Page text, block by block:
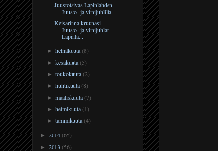
Juustotaivas Lapinlahden
Juusto- ja viinijuhlilla
Keisarinna kruunasi
Juusto- ja viinijuhlat
Lapinla...
►heinäkuuta(8)
►kesäkuuta(5)
►toukokuuta(2)
►huhtikuuta(8)
►maaliskuuta(7)
►helmikuuta(1)
►tammikuuta(4)
► 2014(65)
► 2013 (56)